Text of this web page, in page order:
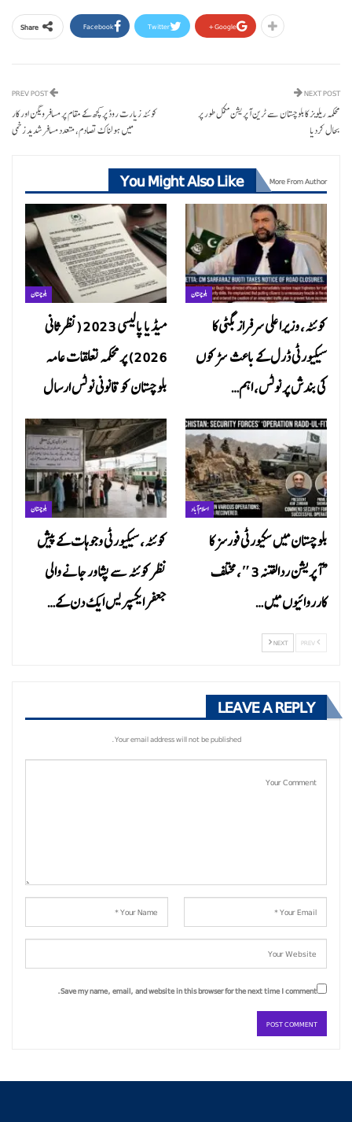
Share Facebook Twitter Google+
کوئٹہ زیارت روڈ پر کچھ کے مقام پر مسافر ویگن اور کار
میں ہولناک تصادم، متعدد مسافر شدید زخمی
NEXT POST
محکمہ ریلویز کا بلوچستان سے ٹرین آپریشن مکمل طور پر
بحال کردیا
You Might Also Like More From Author
بلوچستان
میڈیا پالیسی 2023 (نظرثانی
2026) پر محکمہ تعلقات عامہ
بلوچستان کو قانونی نوٹس ارسال
بلوچستان
کوئٹہ، وزیراعلی سرفراز بگٹی کا
سیکیورٹی ڈرل کے باعث سڑکوں
کی بندش پر نوٹس، اہم…
بلوچستان
کوئٹہ، سیکیورٹی وجوہات کے پیش
نظر کوئٹہ سے پشاور جانے والی
جعفر ایکسپریس ایک دن کے…
اسلام آباد
بلوچستان میں سکیورٹی فورسز کا
“آپریشن ردالفتنہ 3″، مختلف
کارروائیوں میں…
NEXT
LEAVE A REPLY
Your email address will not be published.
Save my name, email, and website in this browser for the next time I comment.